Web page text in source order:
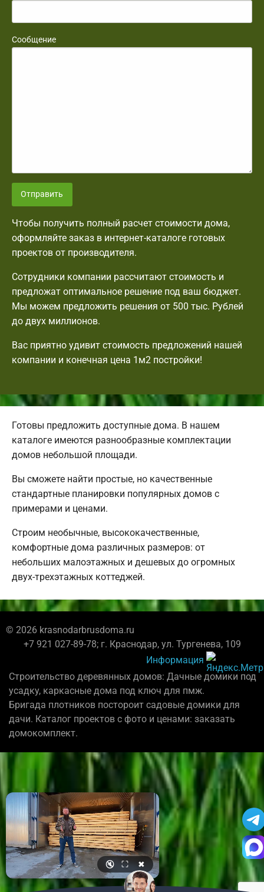
Сообщение
Отправить
Чтобы получить полный расчет стоимости дома,
оформляйте заказ в интернет-каталоге готовых
проектов от производителя.
Сотрудники компании рассчитают стоимость и
предложат оптимальное решение под ваш бюджет.
Мы можем предложить решения от 500 тыс. Рублей
до двух миллионов.
Вас приятно удивит стоимость предложений нашей
компании и конечная цена 1м2 постройки!
Готовы предложить доступные дома. В нашем
каталоге имеются разнообразные комплектации
домов небольшой площади.
Вы сможете найти простые, но качественные
стандартные планировки популярных домов с
примерами и ценами.
Строим необычные, высококачественные,
комфортные дома различных размеров: от
небольших малоэтажных и дешевых до огромных
двух-трехэтажных коттеджей.
© 2026 krasnodarbrusdoma.ru
+7 921 027-89-78; г. Краснодар, ул. Тургенева, 109
Информация
Строительство деревянных домов: Дачные домики под
усадку, каркасные дома под ключ для пмж.
Бригада плотников постороит садовые домики для
дачи. Каталог проектов с фото и ценами: заказать
домокомплект.
🔇 ⛶ ✖